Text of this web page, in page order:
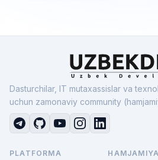
Dasturchilar, IT mutaxassislar va
uchun zamonaviy community
PLATFORMA